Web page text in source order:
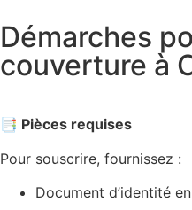
Démarches
couverture à
📑 Pièces requises
Pour souscrire, fournissez :
Document d’identité